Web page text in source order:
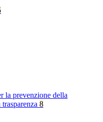
la prevenzione della
8